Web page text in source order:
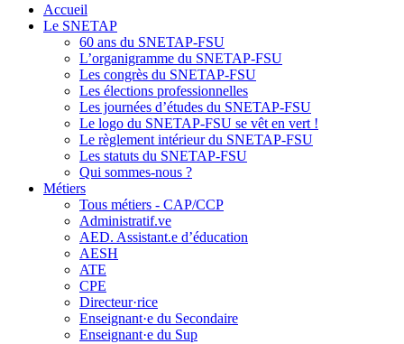
Accueil
Le SNETAP
60 ans du SNETAP-FSU
L’organigramme du SNETAP-FSU
Les congrès du SNETAP-FSU
Les élections professionnelles
Les journées d’études du SNETAP-FSU
Le logo du SNETAP-FSU se vêt en vert !
Le règlement intérieur du SNETAP-FSU
Les statuts du SNETAP-FSU
Qui sommes-nous ?
Métiers
Tous métiers - CAP/CCP
Administratif.ve
AED. Assistant.e d’éducation
AESH
ATE
CPE
Directeur·rice
Enseignant·e du Secondaire
Enseignant·e du Sup